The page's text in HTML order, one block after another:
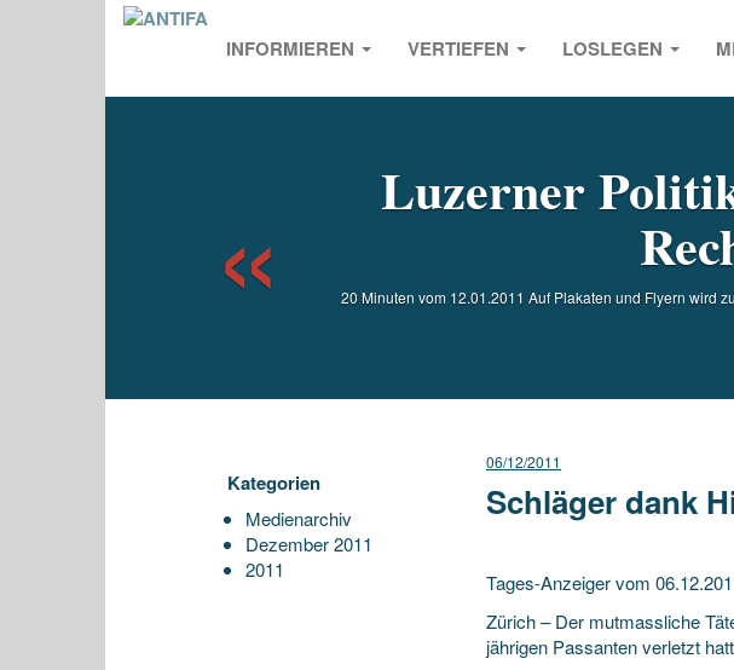
INFORMIEREN VERTIEFEN LOSLEGEN
Luzerner
20 Minuten vom 12.01.2011 Auf Plakaten und Flyern wird
Previous
Kategorien
Medienarchiv
Dezember 2011
2011
06/12/2011
Schläger dank
Tages-Anzeiger vom
Zürich – Der mutmassliche
jährigen Passanten verletzt